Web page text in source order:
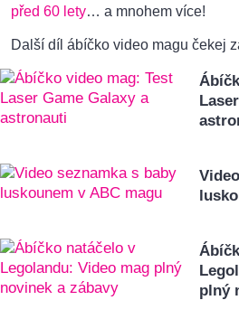
před 60 lety… a mnohem více!
Další díl ábíčko video magu čekej
plný